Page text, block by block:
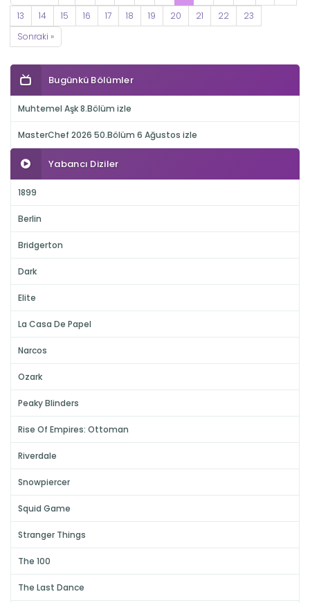
13
14 15 16 17 18 19 20 21 22
23
Sonraki »
Bugünkü Bölümler
Muhtemel Aşk 8.Bölüm izle
MasterChef 2026 50.Bölüm 6 Ağustos izle
Yabancı Diziler
1899
Berlin
Bridgerton
Dark
Elite
La Casa De Papel
Narcos
Ozark
Peaky Blinders
Rise Of Empires: Ottoman
Riverdale
Snowpiercer
Squid Game
Stranger Things
The 100
The Last Dance